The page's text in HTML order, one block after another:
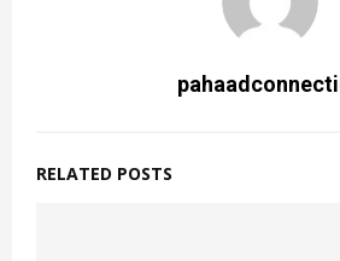
RELATED POSTS